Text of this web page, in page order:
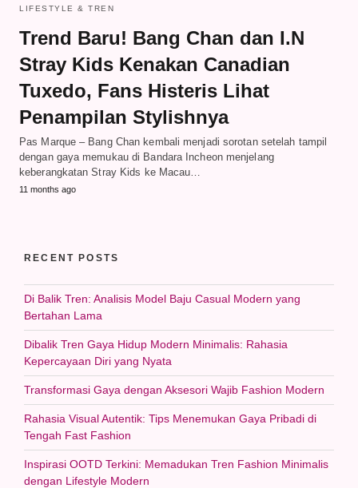
LIFESTYLE & TREN
Trend Baru! Bang Chan dan I.N
Stray Kids Kenakan Canadian
Tuxedo, Fans Histeris Lihat
Penampilan Stylishnya
Pas Marque – Bang Chan kembali menjadi sorotan setelah tampil
dengan gaya memukau di Bandara Incheon menjelang
keberangkatan Stray Kids ke Macau…
11 months ago
RECENT POSTS
Di Balik Tren: Analisis Model Baju Casual Modern yang
Bertahan Lama
Dibalik Tren Gaya Hidup Modern Minimalis: Rahasia
Kepercayaan Diri yang Nyata
Transformasi Gaya dengan Aksesori Wajib Fashion Modern
Rahasia Visual Autentik: Tips Menemukan Gaya Pribadi di
Tengah Fast Fashion
Inspirasi OOTD Terkini: Memadukan Tren Fashion Minimalis
dengan Lifestyle Modern